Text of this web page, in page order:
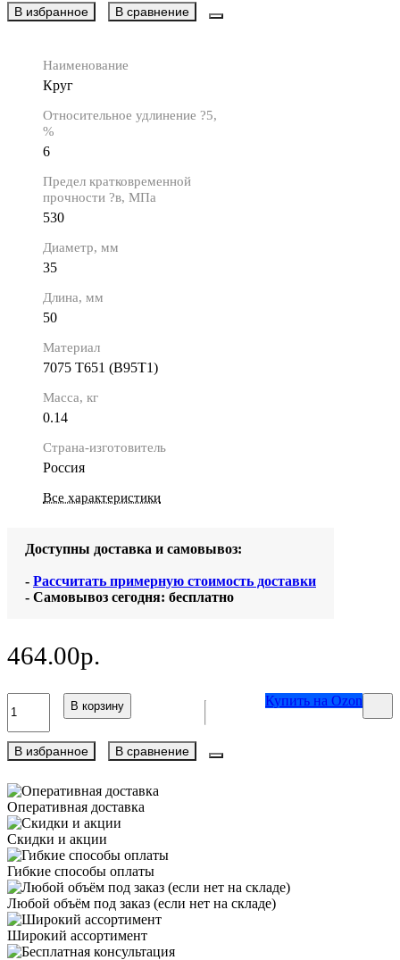
В избранное В сравнение
Наименование
Круг
Относительное удлинение ?5,
%
6
Предел кратковременной
прочности ?в, МПа
530
Диаметр, мм
35
Длина, мм
50
Материал
7075 Т651 (В95Т1)
Масса, кг
0.14
Страна-изготовитель
Россия
Все характеристики
Доступны доставка и самовывоз:
- Рассчитать примерную стоимость доставки
- Самовывоз сегодня: бесплатно
464.00р.
В корзину Купить на Ozon
В избранное В сравнение
Оперативная доставка
Скидки и акции
Гибкие способы оплаты
Любой объём под заказ (если нет на складе)
Широкий ассортимент